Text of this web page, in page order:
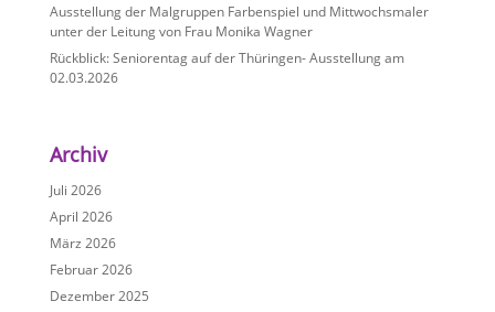
Ausstellung der Malgruppen Farbenspiel und Mittwochsmaler
unter der Leitung von Frau Monika Wagner
Rückblick: Seniorentag auf der Thüringen- Ausstellung am
02.03.2026
Archiv
Juli 2026
April 2026
März 2026
Februar 2026
Dezember 2025